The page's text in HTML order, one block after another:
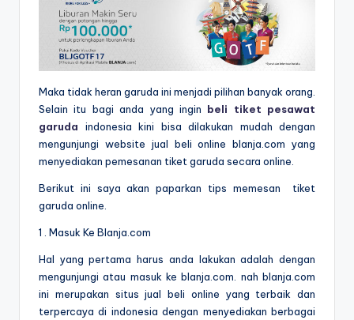
Maka tidak heran garuda ini menjadi pilihan banyak orang.
Selain itu bagi anda yang ingin beli tiket pesawat
garuda indonesia kini bisa dilakukan mudah dengan
mengunjungi website jual beli online blanja.com yang
menyediakan pemesanan tiket garuda secara online.
Berikut ini saya akan paparkan tips memesan tiket
garuda online.
1 . Masuk Ke Blanja.com
Hal yang pertama harus anda lakukan adalah dengan
mengunjungi atau masuk ke blanja.com. nah blanja.com
ini merupakan situs jual beli online yang terbaik dan
terpercaya di indonesia dengan menyediakan berbagai